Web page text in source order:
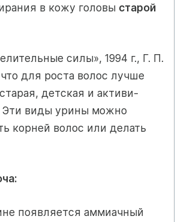
в кожу головы старой
силы», 1994 г., Г. П.
для роста волос лучше
детская и активи­
Эти виды урины можно
корней волос или делать
появляется аммиачный